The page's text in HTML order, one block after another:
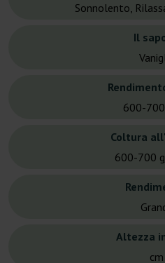
Sonnolento,
Il
600-
Coltura
600-700
Altezza
cm